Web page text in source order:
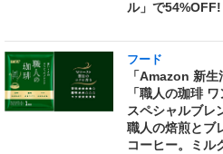
ル」で54%OFF!
フード
「Amazon 新
「職人の珈琲
スペシャルブレ
職人の焙煎とブ
コーヒー。ミル